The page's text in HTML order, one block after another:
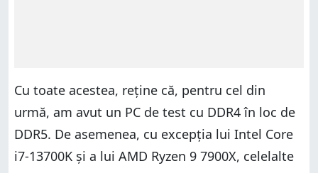
Cu toate acestea, reține că, pentru cel din
urmă, am avut un PC de test cu DDR4 în loc de
DDR5. De asemenea, cu excepția lui Intel Core
i7-13700K și a lui AMD Ryzen 9 7900X, celelalte